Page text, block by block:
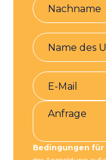
Bedingungen für